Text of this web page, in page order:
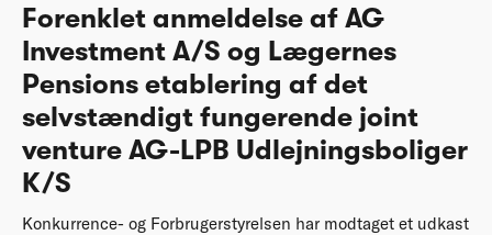
Forenklet anmeldelse af AG
Investment A/S og Lægernes
Pensions etablering af det
selvstændigt fungerende joint
venture AG-LPB Udlejningsboliger
K/S
Konkurrence- og Forbrugerstyrelsen har modtaget et udkast